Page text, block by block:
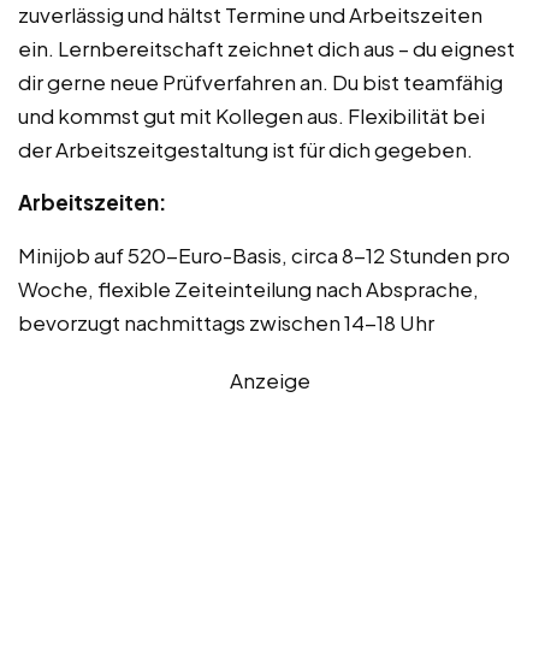
zuverlässig und hältst Termine und Arbeitszeiten
ein. Lernbereitschaft zeichnet dich aus – du eignest
dir gerne neue Prüfverfahren an. Du bist teamfähig
und kommst gut mit Kollegen aus. Flexibilität bei
der Arbeitszeitgestaltung ist für dich gegeben.
Arbeitszeiten:
Minijob auf 520-Euro-Basis, circa 8-12 Stunden pro
Woche, flexible Zeiteinteilung nach Absprache,
bevorzugt nachmittags zwischen 14-18 Uhr
Anzeige